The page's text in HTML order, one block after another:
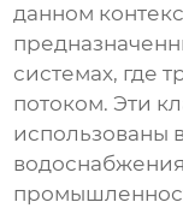
данном
системах, где
потоком. Эти
использованы